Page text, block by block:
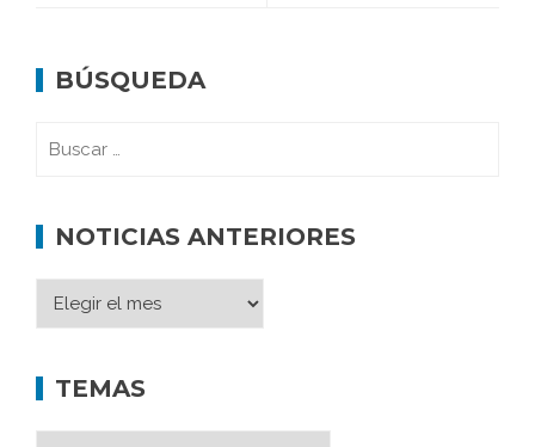
BÚSQUEDA
NOTICIAS ANTERIORES
TEMAS